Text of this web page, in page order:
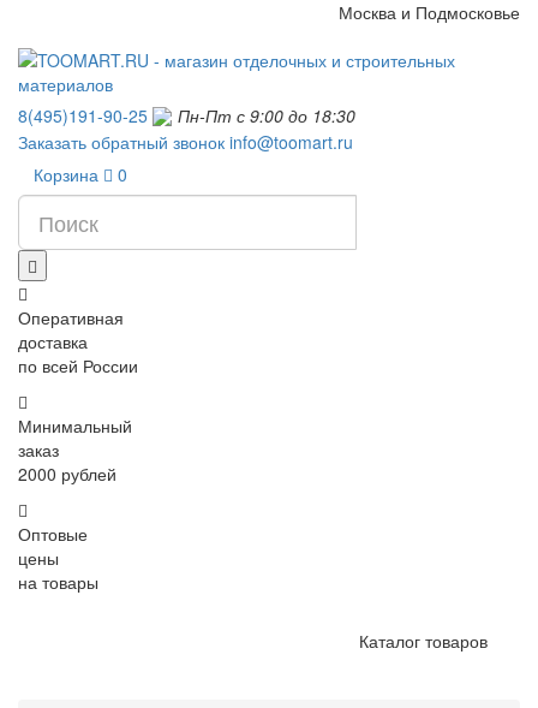
Москва и Подмосковье
8(495)191-90-25
Пн-Пт с 9:00 до 18:30
Заказать обратный звонок info@toomart.ru
Корзина
0
Оперативная
доставка
по всей России
Минимальный
заказ
2000 рублей
Оптовые
цены
на товары
Каталог товаров